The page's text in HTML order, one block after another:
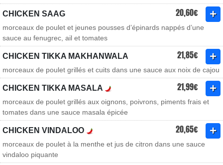
CHICKEN SAAG 20,60€
morceaux de poulet et jeunes pousses d’épinards nappés d’une
sauce au fenugrec, ail et tomates
CHICKEN TIKKA MAKHANWALA 21,85€
morceaux de poulet grillés et cuits dans une sauce aux noix de cajou
CHICKEN TIKKA MASALA 21,99€
morceaux de poulet grillés aux oignons, poivrons, piments frais et
tomates dans une sauce masala épicée
CHICKEN VINDALOO 20,65€
morceaux de poulet à la menthe et jus de citron dans une sauce
vindaloo piquante